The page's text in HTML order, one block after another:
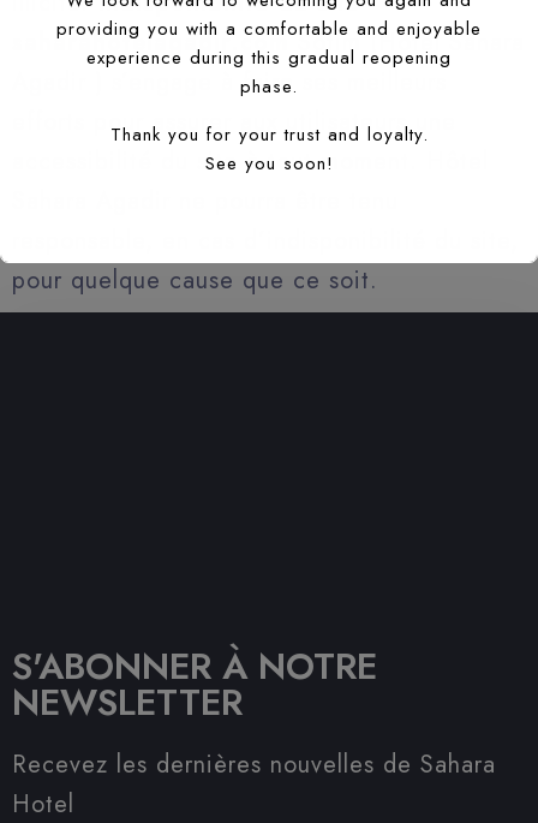
saharahotelagadir.comSotim (Hôtel Sahara
Agadir ) s’engage à faire ses meilleurs
efforts pour assurer aux utilisateurs une
accessibilité du site à tout moment. Hôtel
pour quelque cause que ce soit.
S'ABONNER À NOTRE
NEWSLETTER
Recevez les dernières nouvelles de Sahara
Hotel
providing you with a comfortable and enjoyable
experience during this gradual reopening
phase.
Thank you for your trust and loyalty.
See you soon!